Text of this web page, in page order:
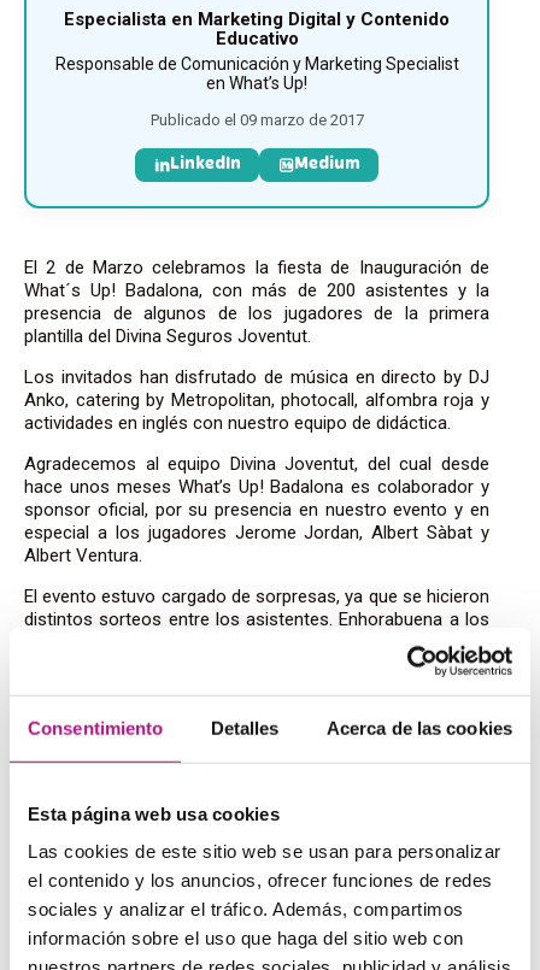
Consentimiento Detalles Acerca de las cookies
Esta página web usa cookies
Las cookies de este sitio web se usan para personalizar
el contenido y los anuncios, ofrecer funciones de redes
sociales y analizar el tráfico. Además, compartimos
información sobre el uso que haga del sitio web con
Especialista en Marketing Digital y Contenido
Educativo
Responsable de Comunicación y Marketing Specialist
en What’s Up!
Publicado el 09 marzo de 2017
LinkedIn Medium
El 2 de Marzo celebramos la fiesta de Inauguración de
What´s Up! Badalona, con más de 200 asistentes y la
presencia de algunos de los jugadores de la primera
plantilla del Divina Seguros Joventut.
Los invitados han disfrutado de música en directo by DJ
Anko, catering by Metropolitan, photocall, alfombra roja y
actividades en inglés con nuestro equipo de didáctica.
Agradecemos al equipo Divina Joventut, del cual desde
hace unos meses What’s Up! Badalona es colaborador y
sponsor oficial, por su presencia en nuestro evento y en
especial a los jugadores Jerome Jordan, Albert Sàbat y
Albert Ventura.​
El evento estuvo cargado de sorpresas, ya que se hicieron
distintos sorteos entre los asistentes. Enhorabuena a los
ganadores. Maria Rojas y David Muñoz que se han llevado
una camiseta firmada por todos los jugadores del
Londres by the face y Valeria Bigonzi y Paula Conejero
forman ahora parte del English Revolution al ganar un
What’s Up! ha llegado para revolucionar la ciudad de
Badalona. Tal y como comentó nuestra Directora Karina
“El inglés no es una asignatura pendiente, sino la
herramienta que te acerca al poder de la comunicación y
que te permite conquistar tus objetivos personales y
profesionales; pudiendo comunicarte cuando y con quien
quieras”.